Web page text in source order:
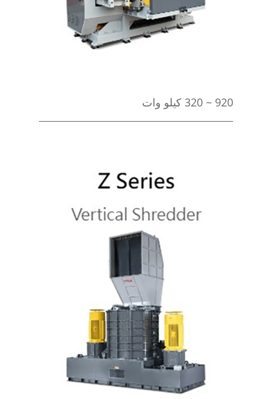
920 ~ 320 کیلو وات